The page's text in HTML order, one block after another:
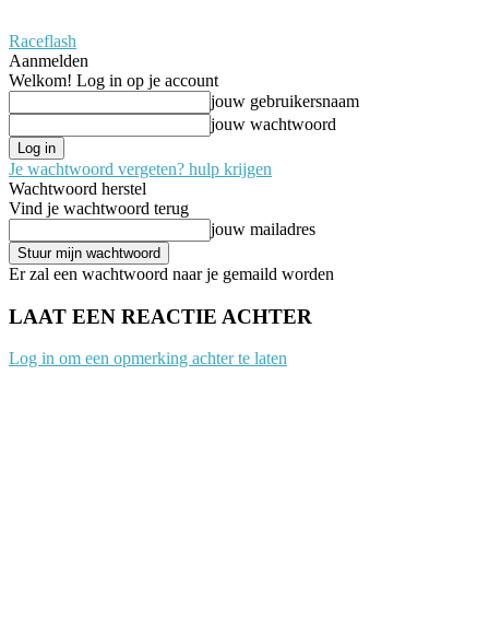
Raceflash
Aanmelden
Welkom! Log in op je account
jouw gebruikersnaam
jouw wachtwoord
Je wachtwoord vergeten? hulp krijgen
Wachtwoord herstel
Vind je wachtwoord terug
jouw mailadres
Er zal een wachtwoord naar je gemaild worden
LAAT EEN REACTIE ACHTER
Log in om een opmerking achter te laten